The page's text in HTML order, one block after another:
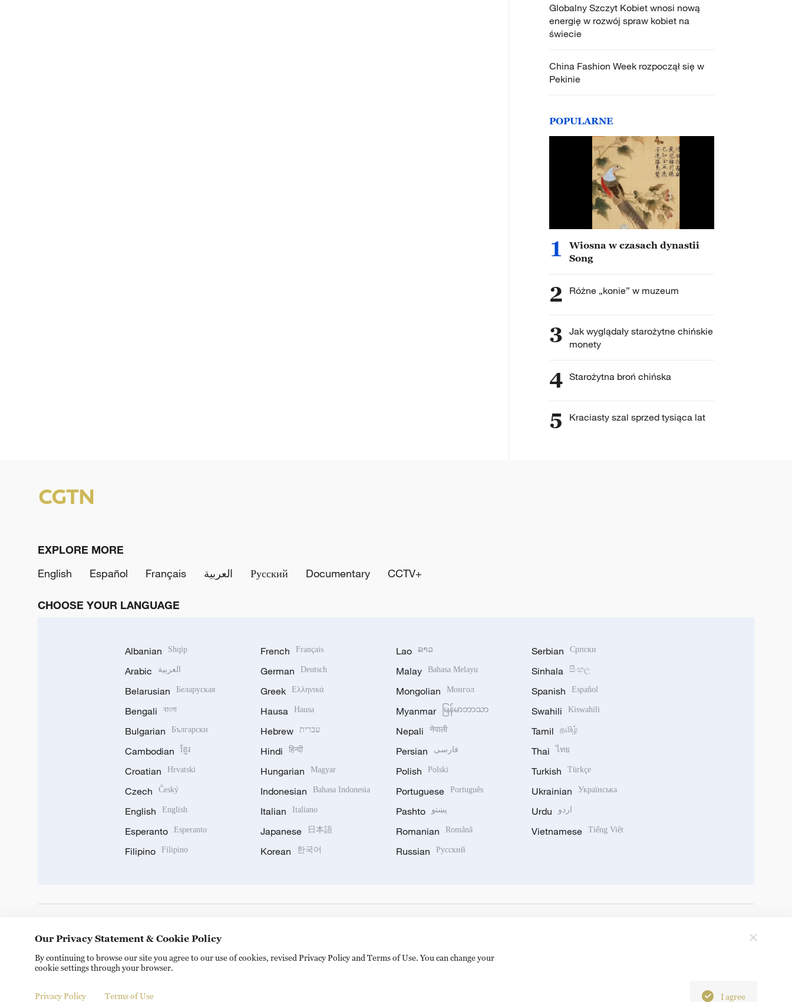
Globalny Szczyt Kobiet wnosi nową
energię w rozwój spraw kobiet na
świecie
China Fashion Week rozpoczął się w
Pekinie
POPULARNE
1
Wiosna w czasach dynastii
Song
2 Różne „konie” w muzeum
3 Jak wyglądały starożytne chińskie
monety
4 Starożytna broń chińska
5 Kraciasty szal sprzed tysiąca lat
EXPLORE MORE
English
Español Français العربية Русский Documentary CCTV+
CHOOSE YOUR LANGUAGE
Albanian Shqip
Arabic العربية
Belarusian Беларуская
Bengali বাংলা
Bulgarian Български
Cambodian ខ្មែរ
Croatian Hrvatski
Czech Český
English English
Esperanto Esperanto
Filipino Filipino
French Français
German Deutsch
Greek Ελληνικά
Hausa Hausa
Hebrew עברית
Hindi हिन्दी
Hungarian Magyar
Indonesian Bahasa Indonesia
Italian Italiano
Japanese 日本語
Korean 한국어
Lao ລາວ
Malay Bahasa Melayu
Mongolian Монгол
Myanmar မြန်မာဘာသာ
Nepali नेपाली
Persian فارسی
Polish Polski
Portuguese Português
Pashto پښتو
Romanian Română
Russian Русский
Serbian Српски
Sinhala සිංහල
Spanish Español
Swahili Kiswahili
Tamil தமிழ்
Thai ไทย
Turkish Türkçe
Ukrainian Українська
Urdu اردو
Vietnamese Tiếng Việt
Copyright © 2024 CGTN. 京ICP备20000184号
Our Privacy Statement & Cookie Policy
By continuing to browse our site you agree to our use of cookies, revised Privacy Policy and Terms of Use. You can change your
cookie settings through your browser.
Privacy Policy Terms of Use I agree